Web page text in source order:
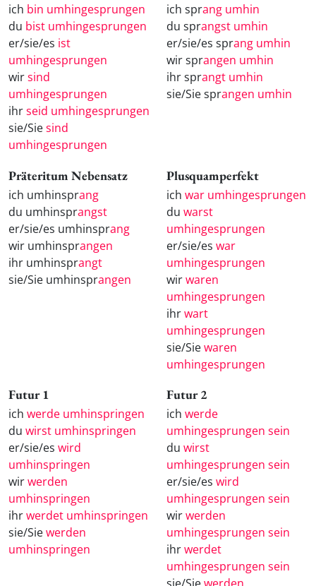
ich bin umhingesprungen
du bist umhingesprungen
er/sie/es ist
umhingesprungen
wirsind
umhingesprungen
ihrseid umhingesprungen
sie/Siesind
umhingesprungen
ich sprang umhin
du sprangst umhin
er/sie/es sprang umhin
wir sprangen umhin
ihr sprangt umhin
sie/Sie sprangen umhin
Präteritum Nebensatz
ich umhinsprang
du umhinsprangst
er/sie/es umhinsprang
wir umhinsprangen
ihr umhinsprangt
sie/Sie umhinsprangen
Plusquamperfekt
ich war umhingesprungen
du warst
umhingesprungen
er/sie/es war
umhingesprungen
wirwaren
umhingesprungen
ihrwart
umhingesprungen
sie/Siewaren
umhingesprungen
Futur 1
ich werde umhinspringen
du wirst umhinspringen
er/sie/es wird
umhinspringen
wirwerden
umhinspringen
ihrwerdet umhinspringen
sie/Siewerden
umhinspringen
Futur 2
ich werde
umhingesprungen sein
du wirst
umhingesprungen sein
er/sie/es wird
umhingesprungen sein
wirwerden
umhingesprungen sein
ihrwerdet
umhingesprungen sein